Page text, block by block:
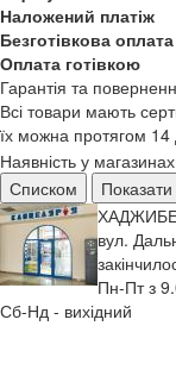
Наложений платіж
Безготівкова оплата
Оплата готівкою
Гарантія та
Всі товари мають
їх можна протягом 14
Наявність у магазинах
Списком
вул.
Пн-Пт з
Сб-Нд - вихідний